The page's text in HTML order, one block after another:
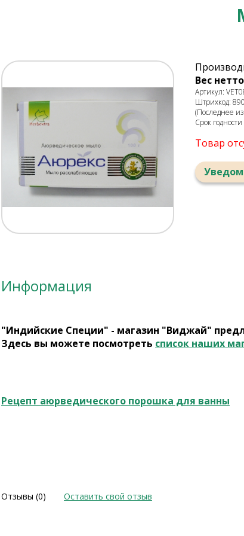
Вес
Артикул:
Штрихкод:
(Последнее
Срок
Товар
Информация
"Индийские Специи" - магазин "Виджай"
Здесь вы можете посмотреть список наших
Рецепт аюрведического порошка для ванны
Отзывы (0) Оставить свой отзыв